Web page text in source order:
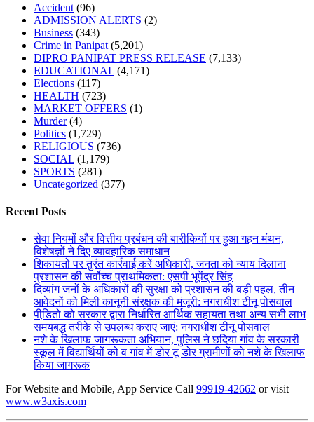
Accident (96)
ADMISSION ALERTS (2)
Business (343)
Crime in Panipat (5,201)
DIPRO PANIPAT PRESS RELEASE (7,133)
EDUCATIONAL (4,171)
Elections (117)
HEALTH (723)
MARKET OFFERS (1)
Murder(4)
Politics (1,729)
RELIGIOUS (736)
SOCIAL (1,179)
SPORTS (281)
Uncategorized (377)
Recent Posts
सेवा नियमों और वित्तीय प्रबंधन की बारीकियों पर हुआ गहन मंथन,
विशेषज्ञों ने दिए व्यावहारिक समाधान
शिकायतों पर तुरंत कार्रवाई करें अधिकारी, जनता को न्याय दिलाना
प्रशासन की सर्वोच्च प्राथमिकता: एसपी भूपेंद्र सिंह
दिव्यांग जनों के अधिकारों की सुरक्षा को प्रशासन की बड़ी पहल, तीन
आवेदनों को मिली कानूनी संरक्षक की मंजूरी: नगराधीश टीनू पोसवाल
पीडि़तो को सरकार द्वारा निर्धारित आर्थिक सहायता तथा अन्य सभी लाभ
समयबद्ध तरीके से उपलब्ध कराए जाएं: नगराधीश टीनू पोसवाल
नशे के खिलाफ जागरूकता अभियान, पुलिस ने छदिया गांव के सरकारी
स्कूल में विद्यार्थियों को व गांव में डोर टू डोर ग्रामीणों को नशे के खिलाफ
किया जागरूक
For Website and Mobile, App Service Call 99919-42662 or visit
www.w3axis.com